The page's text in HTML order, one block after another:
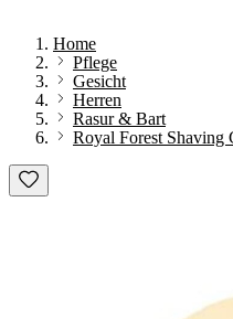
Home
Pflege
Gesicht
Herren
Rasur & Bart
Royal Forest Shaving